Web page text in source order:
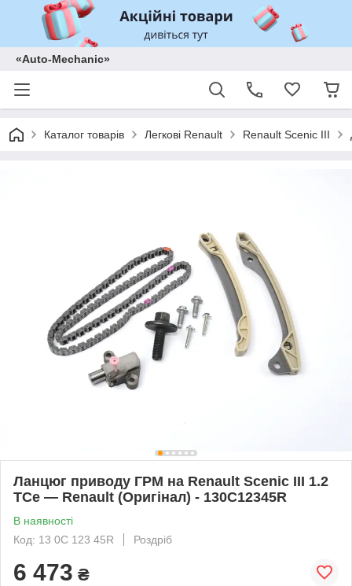
«Auto-Mechanic»
Каталог товарів Легкові Renault Renault Scenic III
Ланцюг приводу ГРМ на Renault Scenic III 1.2
TCe — Renault (Оригінал) - 130C12345R
В наявності
Код: 13 0C 123 45R
Роздріб
6 473 ₴